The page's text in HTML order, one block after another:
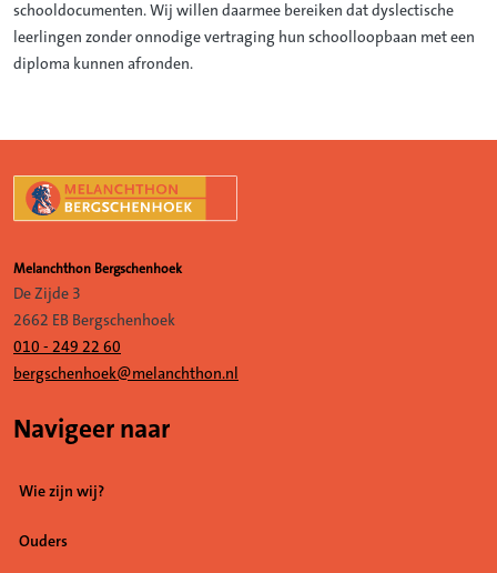
schooldocumenten. Wij willen daarmee bereiken dat dyslectische
leerlingen zonder onnodige vertraging hun schoolloopbaan met een
diploma kunnen afronden.
Melanchthon Bergschenhoek
De Zijde 3
2662 EB Bergschenhoek
010 - 249 22 60
bergschenhoek@melanchthon.nl
Navigeer naar
Wie zijn wij?
Ouders